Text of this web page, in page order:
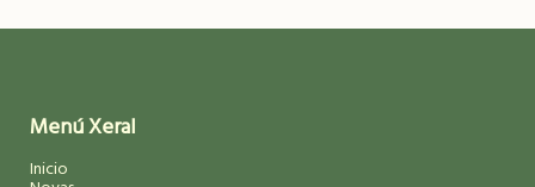
Menú Xeral
Inicio